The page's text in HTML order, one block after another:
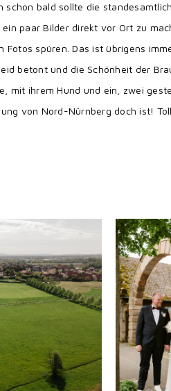
bald sollte die
paar Bilder direkt vor Ort zu
spüren. Das ist übrigens
betont und die Schönheit der
mit ihrem Hund und ein, zwei
von Nord-Nürnberg doch ist!